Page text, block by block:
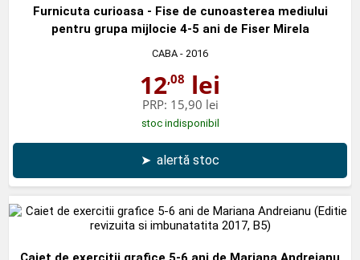
Furnicuta curioasa - Fise de cunoasterea mediului
pentru grupa mijlocie 4-5 ani de Fiser Mirela
CABA - 2016
12,08 lei
PRP: 15,90 lei
stoc indisponibil
➤ alertă stoc